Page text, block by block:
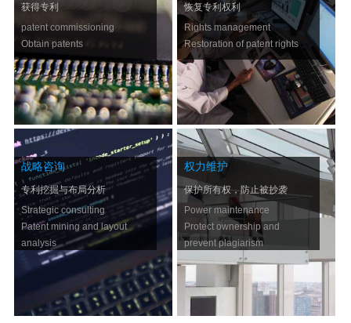
获得专利
patent commissioning
Obtain patents
恢复专利权利
Rights management
Restoration of patent rights
战略咨询
专利挖掘与布局分析
Strategic consulting
Patent mining and layout
analysis
权力维护
保护所有权，防止被抄袭
Power maintenance
Protect ownership and
prevent plagiarism